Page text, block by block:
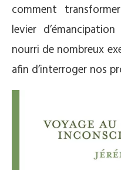
comment
levier
nourri de nombreux
afin d’interroger nos